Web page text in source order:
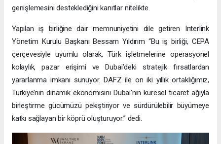
genişlemesini desteklediğini kanıtlar nitelikte.
Yapılan iş birliğine dair memnuniyetini dile getiren Interlink
Yönetim Kurulu Başkanı Bessam Yıldırım “Bu iş birliği, CEPA
çerçevesiyle uyumlu olarak, Türk işletmelerine operasyonel
kolaylık, pazar erişimi ve Dubai’deki stratejik fırsatlardan
yararlanma imkanı sunuyor. DAFZ ile on iki yıllık ortaklığımız,
Türkiye’nin dinamik ekonomisini Dubai’nin küresel ticaret ağıyla
birleştirme gücümüzü pekiştiriyor ve sürdürülebilir büyümeye
katkı sağlayan bir köprü oluşturuyor.” dedi.